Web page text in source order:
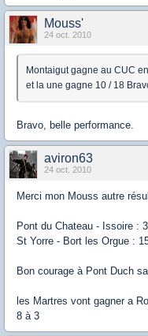
Mouss'
24 oct. 2010
Montaigut gagne au CUC
et la une gagne 10 / 18
Bravo, belle performance.
aviron63
24 oct. 2010
Merci mon Mouss autre
Pont du Chateau - Issoire :
St Yorre - Bort les Orgue :
Bon courage à Pont Duch
les Martres vont gagner a
8 à 3